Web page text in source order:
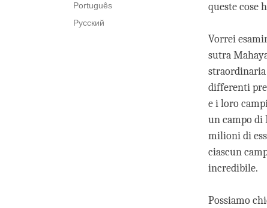
Português
Русский
queste cose
Vorrei
sutra
differenti
e i loro
un campo di
milioni di
ciascun
incredibile.
Possiamo